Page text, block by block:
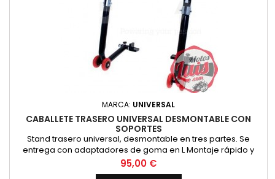
MARCA: UNIVERSAL
CABALLETE TRASERO UNIVERSAL DESMONTABLE CON
SOPORTES
Stand trasero universal, desmontable en tres partes. Se
entrega con adaptadores de goma en L Montaje rápido y
fácil
Precio
95,00 €